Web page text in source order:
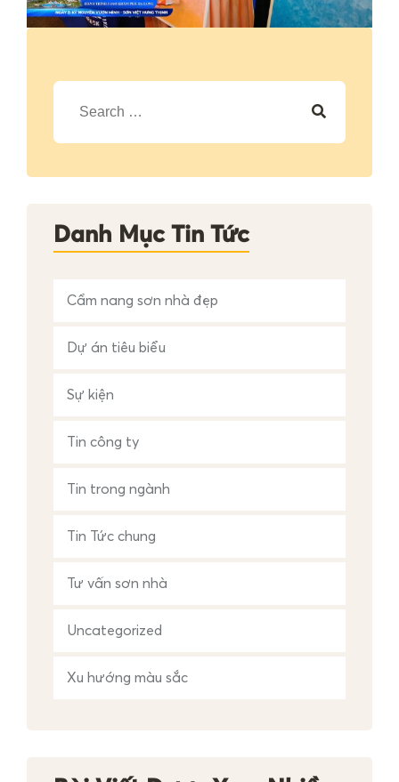
T
k
ế
h
o
Danh Mục Tin Tức
Cẩm nang sơn nhà đẹp
Dự án tiêu biểu
Sự kiện
Tin công ty
Tin trong ngành
Tin Tức chung
Tư vấn sơn nhà
Uncategorized
Xu hướng màu sắc